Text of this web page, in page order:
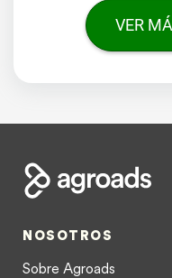
VER
NOSOTROS
Sobre Agroads